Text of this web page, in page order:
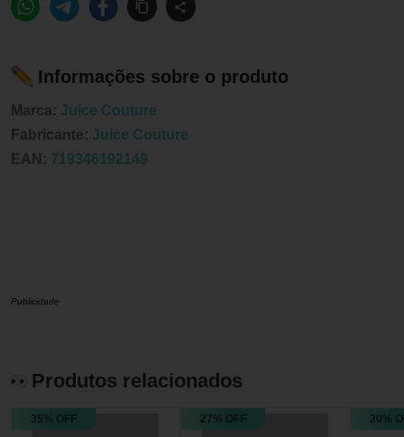
Informações sobre o produto
Marca: Juice Couture
Fabricante: Juice Couture
EAN: 719346192149
Publicidade
Produtos relacionados
35% OFF 27% OFF 20%